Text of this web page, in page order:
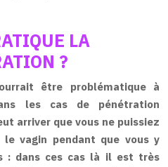
LA
?
être problématique à
les cas de pénétration
arriver que vous ne puissiez
vagin pendant que vous y
: dans ces cas là il est très